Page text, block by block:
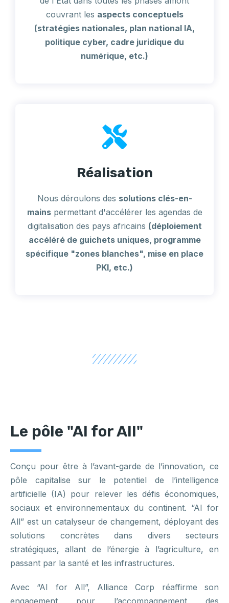
couvrant les aspects conceptuels
(stratégies nationales, plan national IA,
politique cyber, cadre juridique du
numérique, etc.)
Réalisation
Nous déroulons des solutions clés-en-
mainspermettant d'accélérer les agendas de
digitalisation des pays africains (déploiement
accéléré de guichets uniques, programme
spécifique "zones blanches", mise en place
PKI, etc.)
Le pôle "AI for All"
Conçu pour être à l’avant-garde de l’innovation, ce
pôle capitalise sur le potentiel de l’intelligence
artificielle (IA) pour relever les défis économiques,
sociaux et environnementaux du continent. “AI for
All” est un catalyseur de changement, déployant des
solutions concrètes dans divers secteurs
stratégiques, allant de l’énergie à l’agriculture, en
passant par la santé et les infrastructures.
Avec “AI for All”, Alliance Corp réaffirme son
engagement pour l’accompagnement des